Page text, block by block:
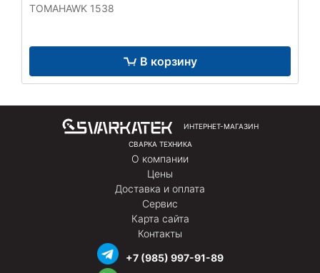
TOMAHAWK 1538
В корзину
ИНТЕРНЕТ-МАГАЗИН
СВАРКА ТЕХНИКА
О компании
Цены
Доставка и оплата
Сервис
Карта сайта
Контакты
+7 (985) 997-91-89